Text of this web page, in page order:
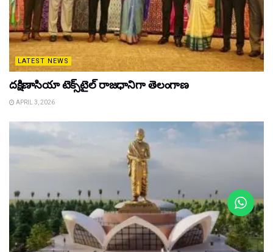
LATEST NEWS
దక్షిణాసియా టెక్స్‌టైల్ రాజధానిగా తెలంగాణ
APRIL 3, 2026